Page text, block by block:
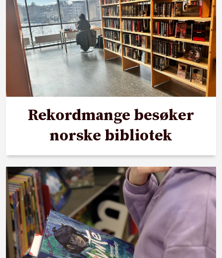
Rekordmange besøker
norske bibliotek